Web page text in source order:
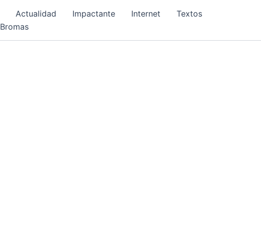
Actualidad Impactante Internet
Textos
Bromas